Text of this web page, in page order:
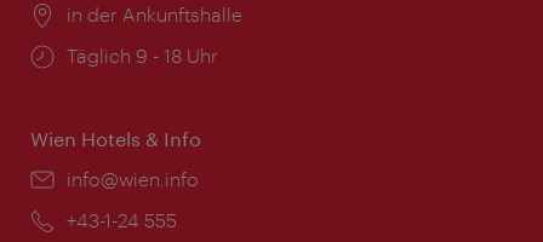
Ort:
in der Ankunftshalle
Öffnungszeiten:
Täglich 9 - 18 Uhr
Wien Hotels & Info
Email:
info@wien.info
Telefon:
+43-1-24 555